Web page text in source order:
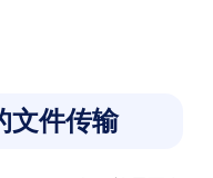
文件传输